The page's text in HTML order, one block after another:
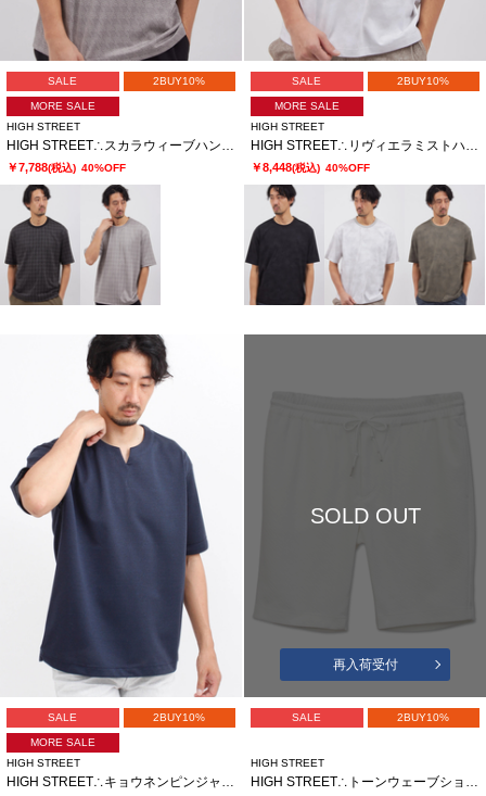
SALE 2BUY10%
MORE SALE
HIGH STREET
HIGH STREET∴スカラウィーブハンソデBigクルーネック
￥7,788(税込) 40%OFF
SALE 2BUY10%
MORE SALE
HIGH STREET
HIGH STREET∴リヴィエラミストハンソデBigクルーネック
￥8,448(税込) 40%OFF
SALE 2BUY10%
MORE SALE
HIGH STREET
HIGH STREET∴キョウネンピンジャージハンソデBigキーネック
SOLD OUT
再入荷受付
SALE 2BUY10%
HIGH STREET
HIGH STREET∴トーンウェーブショーツ